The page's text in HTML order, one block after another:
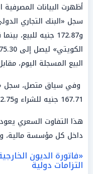
أظهرت البيانات المصرفية
و172.87 جنيه
البيع المسجلة اليوم، مقابل سعر
وفي سياق متصل، سجل
167.71 جنيه للشراء و172.75 جنيه للبيع.
هذا التفاوت السعري
داخل كل مؤسسة مالية،
التزامات دولية